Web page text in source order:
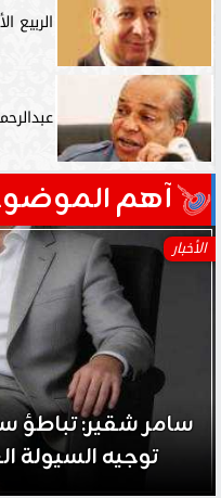
الربيع
آهم
الأخبار
سامر شقير: تباطؤ
توجيه السيولة